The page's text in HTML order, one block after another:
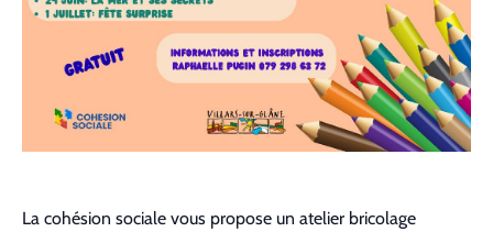
La cohésion sociale vous propose un atelier bricolage